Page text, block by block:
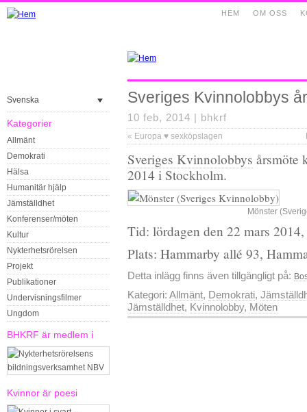
OM OSS
HEM
Svenska
Kategorier
Allmänt
Demokrati
Hälsa
Humanitär hjälp
Jämställdhet
Konferenser/möten
Kultur
Nykterhetsrörelsen
Projekt
Publikationer
Undervisningsfilmer
Ungdom
BHKRF är medlem i
Kvinnor är poesi
Sveriges Kvinnolobbys
10 feb, 2014 | bhkrf
« Europa ♥ sexköpslagen
Sveriges Kvinnolobbys årsmöte
2014 i Stockholm.
Mönster
Tid: lördagen den 22 mars
Plats: Hammarby allé 93,
Detta inlägg finns även tillgängligt på:
Kategori: Allmänt, Demokrati,
Jämställdhet, Kvinnolobby, Möten